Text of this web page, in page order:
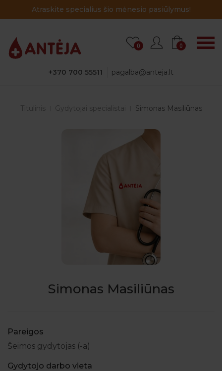
Atraskite specialius šio mėnesio pasiūlymus!
+370 700 55511 pagalba@anteja.lt
0 0
Titulinis Gydytojai specialistai Simonas Masiliūnas
Simonas Masiliūnas
Pareigos
Šeimos gydytojas (-a)
Gydytojo darbo vieta